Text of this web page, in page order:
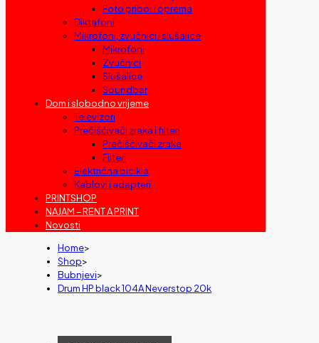
Foto pribor i oprema
Diktafoni
Mikrofoni, zvučnici i slušalice
Mikrofoni
Zvučnici
Slušalice
Soundbar
Dom i slobodno vrijeme
Televizori
Prečišćivači zraka i filteri
Prečišćivači zraka
Filteri
Električna bicikla
Kablovi i adapteri
PRINTSHOP
NAJAM – RENT A PRINT
Novosti
Home>
Shop>
Bubnjevi>
Drum HP black 104A Neverstop 20k